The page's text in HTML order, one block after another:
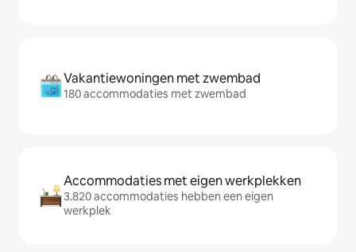
Vakantiewoningen met zwembad
180 accommodaties met zwembad
Accommodaties met eigen werkplekken
3.820 accommodaties hebben een eigen
werkplek